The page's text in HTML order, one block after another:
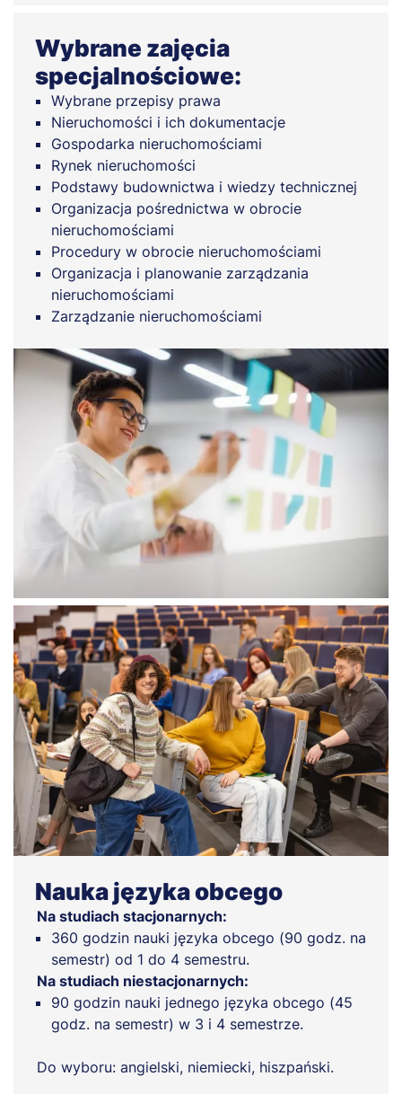
Wybrane zajęcia
specjalnościowe:
Wybrane przepisy prawa
Nieruchomości i ich dokumentacje
Gospodarka nieruchomościami
Rynek nieruchomości
Podstawy budownictwa i wiedzy technicznej
Organizacja pośrednictwa w obrocie
nieruchomościami
Procedury w obrocie nieruchomościami
Organizacja i planowanie zarządzania
nieruchomościami
Zarządzanie nieruchomościami
Nauka języka obcego
Na studiach stacjonarnych:
360 godzin nauki języka obcego (90 godz. na
semestr) od 1 do 4 semestru.
Na studiach niestacjonarnych:
90 godzin nauki jednego języka obcego (45
godz. na semestr) w 3 i 4 semestrze.
Do wyboru: angielski, niemiecki, hiszpański.